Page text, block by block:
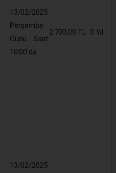
13/02/2025
Perşembe
Günü Saat
10:00’da
2.700,00 TL 3 Yıl
13/02/2025